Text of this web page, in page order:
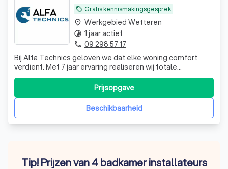
local_offer Gratis kennismakingsgesprek
Bij Alfa Technics geloven we dat elke woning comfort
verdient. Met 7 jaar ervaring realiseren wij totale
badkamerrenovaties, van afbraak tot afwerking, steeds
met oog voor detail en kwaliteit. Daarnaast zijn wij
gespecialiseerd in vloerverwarming, sanitair, centrale
verwarming en warmtepompen duurza
Beschikbaarheid
Prijsopgave
place Werkgebied Wetteren
timelapse 1 jaar actief
phone 09 298 57 17
Tip! Prijzen van 4 badkamer installateurs